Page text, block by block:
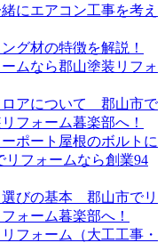
にエアコン工事を考え
グ材の特徴を解説！
ムなら郡山塗装リフォ
ロアについて 郡山市で
フォーム暮楽部へ！
ポート屋根のボルトに
フォームなら創業94
選びの基本 郡山市でリ
ォーム暮楽部へ！
フォーム（大工工事・